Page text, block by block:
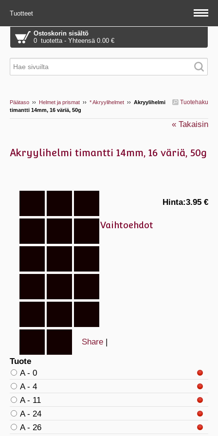
Tuotteet
Ostoskorin sisältö
0 tuotetta - Yhteensä 0.00 €
Tuotehaku
Päätaso ›› Helmet ja prismat ›› * Akryylihelmet ›› Akryylihelmi
timantti 14mm, 16 väriä, 50g
« Takaisin
Akryylihelmi timantti 14mm, 16 väriä, 50g
Share |
Hinta:3.95 €
Vaihtoehdot
Tuote
A - 0
A - 4
A - 11
A - 24
A - 26